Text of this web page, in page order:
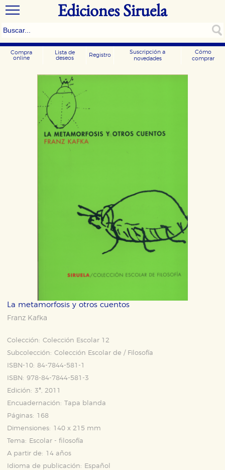
Ediciones Siruela
Compra
online
Lista de
deseos
Registro
Suscripción a
novedades
Cómo
comprar
La metamorfosis y otros cuentos
Franz Kafka
Colección: Colección Escolar 12
Subcolección: Colección Escolar de / Filosofía
ISBN-10: 84-7844-581-1
ISBN: 978-84-7844-581-3
Edición: 3ª, 2011
Encuadernación: Tapa blanda
Páginas: 168
Dimensiones: 140 x 215 mm
Tema:
Escolar - filosofía
A partir de: 14 años
Idioma de publicación:
Español